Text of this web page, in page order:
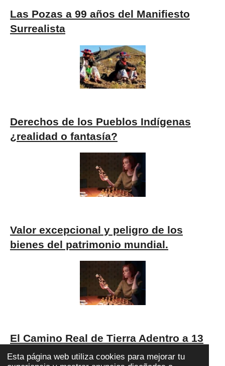
Esta página web utiliza cookies para mejorar tu
Las Pozas a 99 años del Manifiesto
Surrealista
Derechos de los Pueblos Indígenas
¿realidad o fantasía?
Valor excepcional y peligro de los
bienes del patrimonio mundial.
El Camino Real de Tierra Adentro a 13
años de su inscripción en la Lista del